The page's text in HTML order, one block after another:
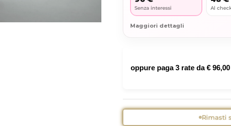
Senza interessi Al
Maggiori dettagli
oppure paga 3 rate da€ 96,00
Rimasti